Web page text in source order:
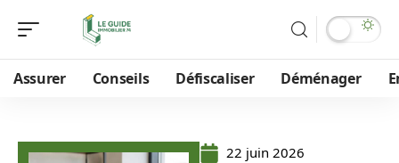
Assurer Conseils Défiscaliser Déménager
22 juin 2026